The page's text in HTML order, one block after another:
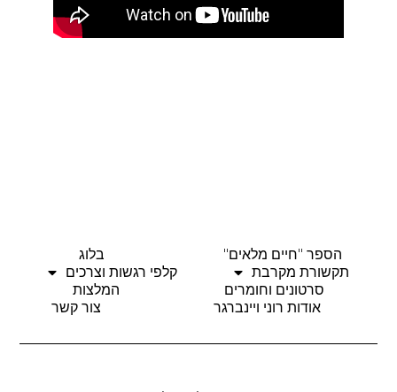
הספר "חיים מלאים"
בלוג
תקשורת מקרבת
קלפי רגשות וצרכים
סרטונים וחומרים
המלצות
אודות רוני ויינברגר
צור קשר